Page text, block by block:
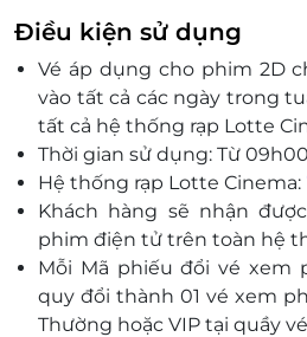
Huế
Tầng 3, TTTM Big C Huế, P.Phú
Thiên Huế
Hải Phòng
Tầng 5, TTTM Vincom Plaza Số 1
P.Máy Tơ, Q.Ngô Quyền,
Cần Thơ
Tầng 1, TTTM Big C Cần Thơ,
Răng, TP.Cần Thơ
Lầu 3, TTTM Lotte Mart, số 84
cùng những giây phút
gia đình, khách hàng bè và
Luôn mong muốn đem
điện ảnh hàng đầu, sống
Lotte đã và đang cố gắng
về những thước phim
Ngoài ra, đến với Lotte
phim hay mà còn là nơi để
vụ điện ảnh tốt nhất.
Điều kiện sử dụng
Vé áp dụng cho phim 2D
vào tất cả các ngày trong
tất cả hệ thống rạp Lotte
Thời gian sử dụng: Từ
Hệ thống rạp Lotte Cinema:
Khách hàng sẽ nhận
phim điện tử trên toàn hệ
Mỗi Mã phiếu đổi vé xem
quy đổi thành 01 vé xem
Thường hoặc VIP tại quầy vé